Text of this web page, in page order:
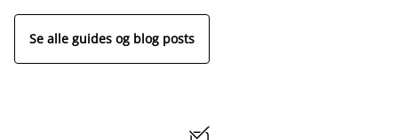
Se alle guides og blog posts